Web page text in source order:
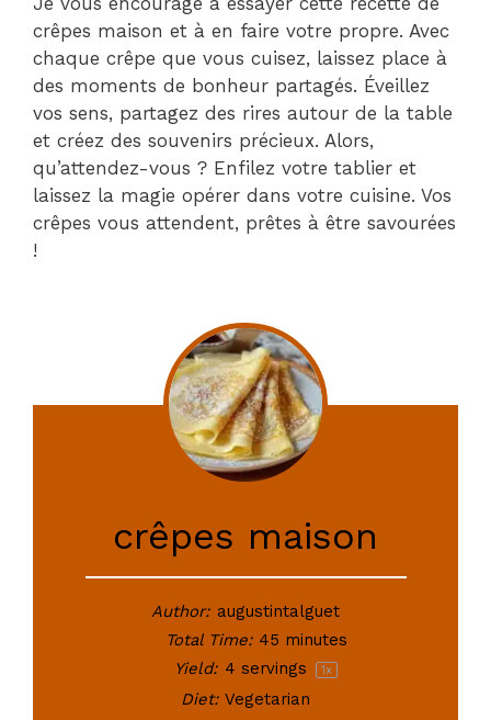
crêpes maison et à en faire votre propre. Avec
chaque crêpe que vous cuisez, laissez place à
des moments de bonheur partagés. Éveillez
vos sens, partagez des rires autour de la table
et créez des souvenirs précieux. Alors,
qu’attendez-vous ? Enfilez votre tablier et
laissez la magie opérer dans votre cuisine. Vos
crêpes vous attendent, prêtes à être savourées
!
crêpes maison
Author: augustintalguet
Total Time: 45 minutes
Yield: 4 servings 1x
Diet: Vegetarian